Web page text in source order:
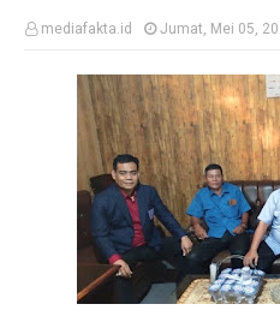
mediafakta.id Jumat, Mei 05,